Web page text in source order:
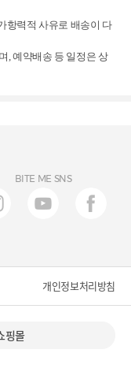
항력적 사유로 배송이 다
, 예약배송 등 일정은 상
BITE ME SNS
개인정보처리방침
핑몰